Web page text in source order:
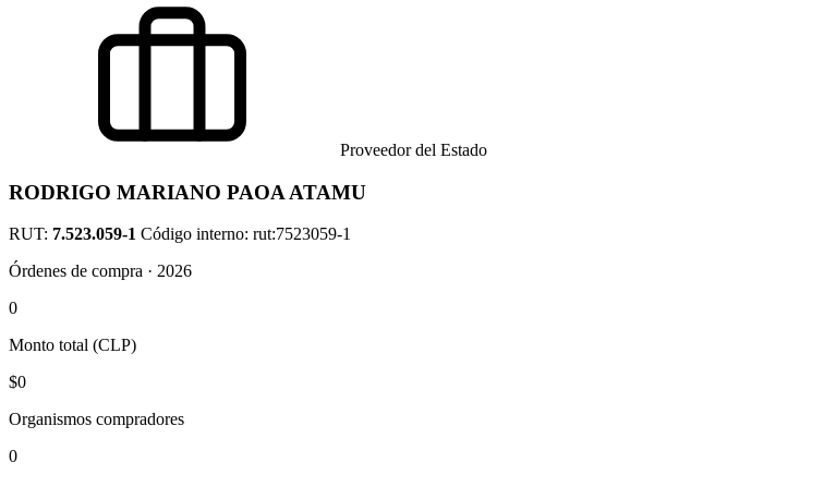
Proveedor del Estado
RODRIGO MARIANO PAOA ATAMU
RUT: 7.523.059-1 Código interno: rut:7523059-1
Órdenes de compra · 2026
0
Monto total (CLP)
$0
Organismos compradores
0